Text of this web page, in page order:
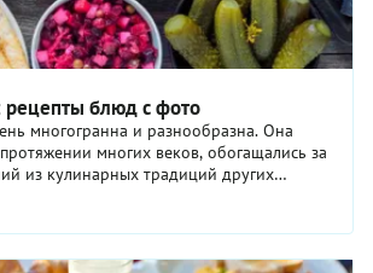
рецепты блюд с фото
многогранна и разнообразна. Она
многих веков, обогащались за
из кулинарных традиций других
что блюда и рецепты сильно разнятся в
региона: например, кухня
отличается от кухни Поволжья, а